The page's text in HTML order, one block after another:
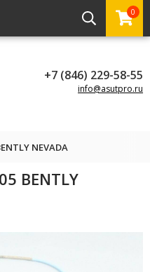
0
+7 (846) 229-58-55
info@asutpro.ru
NEVADA
BENTLY